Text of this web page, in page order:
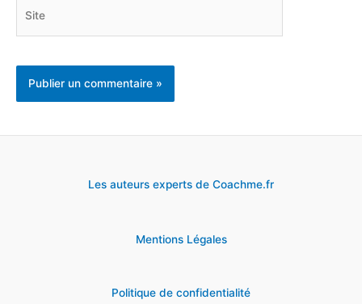
Les auteurs experts de Coachme.fr
Mentions Légales
Politique de confidentialité